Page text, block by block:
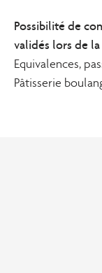
Possibilité de
validés lors de
Equivalences,
Pâtisserie